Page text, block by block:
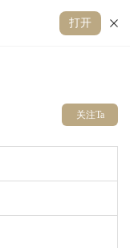
张
打开
关注Ta